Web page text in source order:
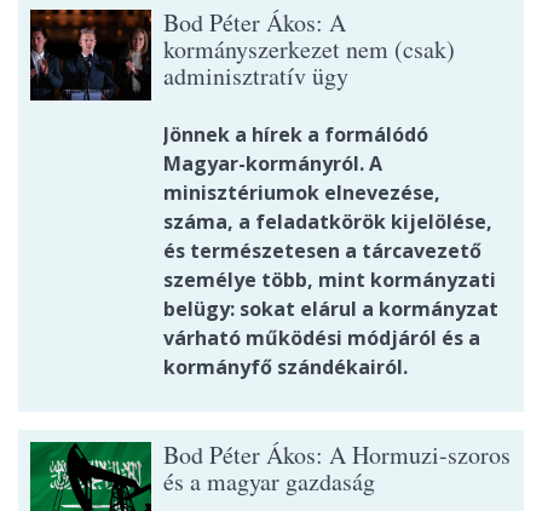
Bod Péter Ákos: A
kormányszerkezet nem (csak)
adminisztratív ügy
Jönnek a hírek a formálódó
Magyar-kormányról. A
minisztériumok elnevezése,
száma, a feladatkörök kijelölése,
és természetesen a tárcavezető
személye több, mint kormányzati
belügy: sokat elárul a kormányzat
várható működési módjáról és a
kormányfő szándékairól.
Bod Péter Ákos: A Hormuzi-szoros
és a magyar gazdaság